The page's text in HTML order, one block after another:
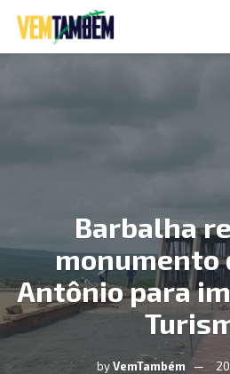
Barbalha
monumento
Antônio para
by VemTambém